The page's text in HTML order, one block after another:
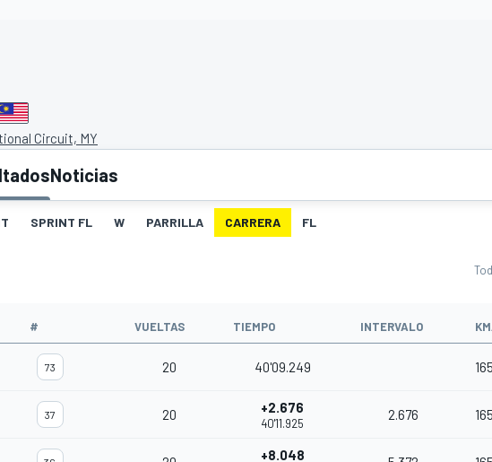
Circuit, MY
Noticias
SPRINT FL W PARRILLA CARRERA FL
# VUELTAS TIEMPO INTERVALO
73 20 40'09.249
37 20 +2.676
40'11.925
2.676
+8.048